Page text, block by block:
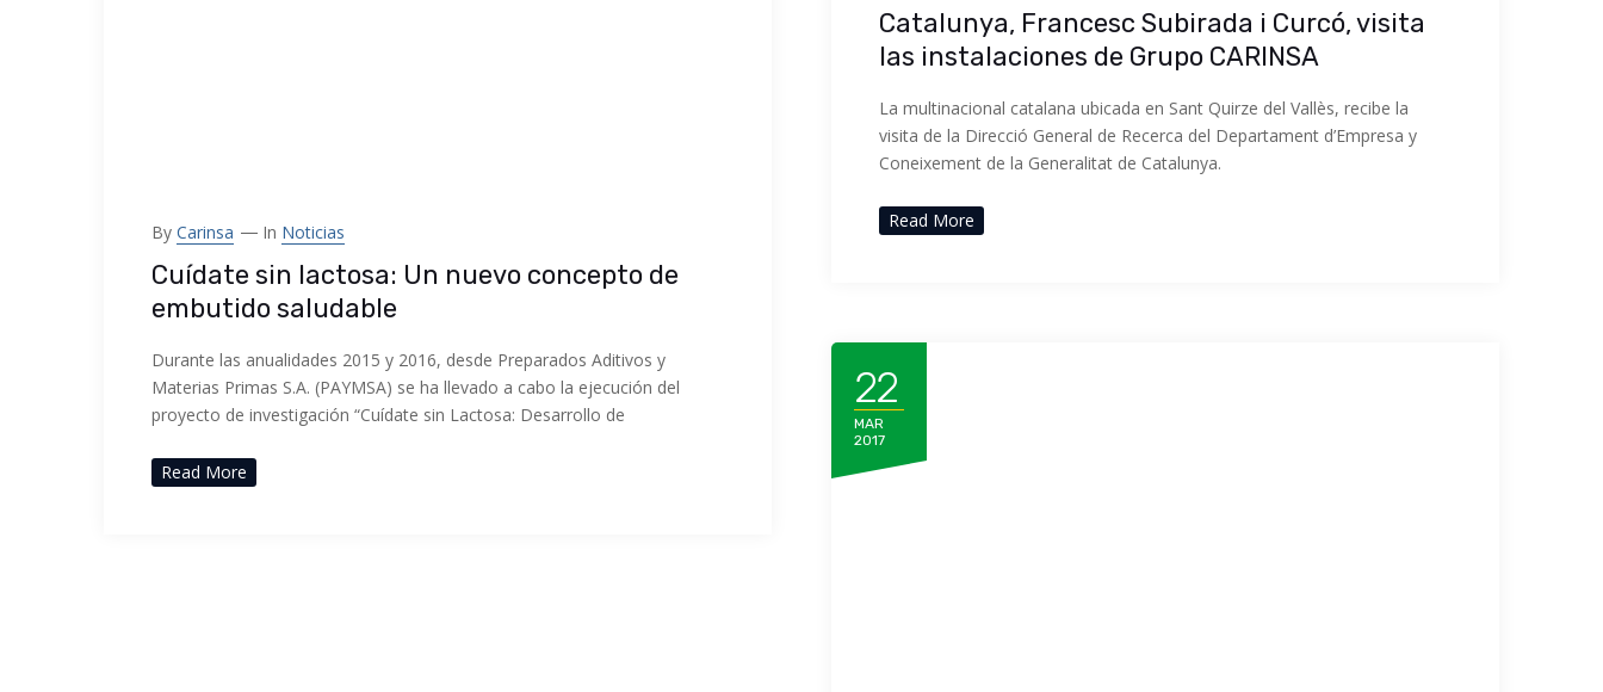
Catalunya, Francesc Subirada i Curcó, visita
las instalaciones de Grupo CARINSA
La multinacional catalana ubicada en Sant Quirze del Vallès, recibe la
visita de la Direcció General de Recerca del Departament d’Empresa y
Coneixement de la Generalitat de Catalunya.
Read More
By Carinsa In Noticias
Cuídate sin lactosa: Un nuevo concepto de
embutido saludable
Durante las anualidades 2015 y 2016, desde Preparados Aditivos y
Materias Primas S.A. (PAYMSA) se ha llevado a cabo la ejecución del
proyecto de investigación “Cuídate sin Lactosa: Desarrollo de
Read More
22
MAR
2017